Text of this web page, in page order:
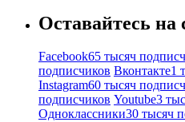
Оставайтесь на
Facebook65 тысяч
подписчиков Вконтакте1
Instagram60 тысяч
подписчиков Youtube3
Одноклассники30 тысяч